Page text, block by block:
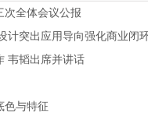
次全体会议公报
计突出应用导向强化商业闭
韦韬出席并讲话
色与特征